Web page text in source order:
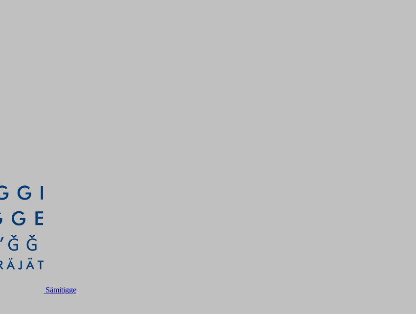
Sämitigge